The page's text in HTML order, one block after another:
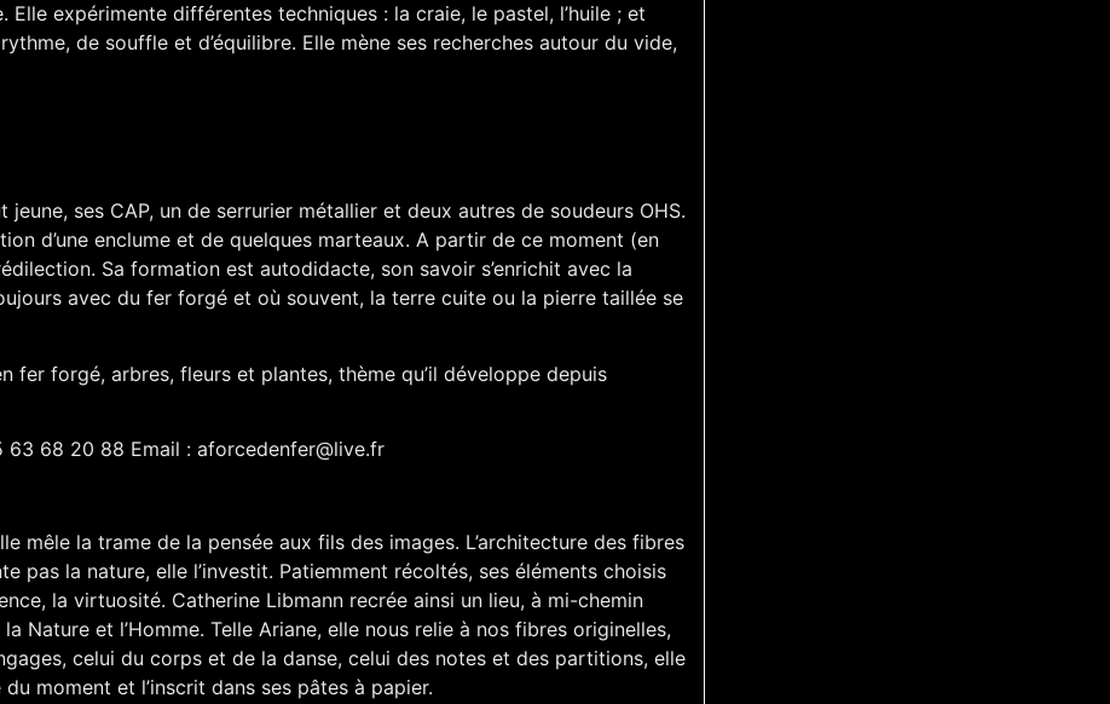
expérimente différentes techniques : la craie, le pastel, l’huile ; et
de souffle et d’équilibre. Elle mène ses recherches autour du vide,
ses CAP, un de serrurier métallier et deux autres de soudeurs OHS.
d’une enclume et de quelques marteaux. A partir de ce moment (en
Sa formation est autodidacte, son savoir s’enrichit avec la
avec du fer forgé et où souvent, la terre cuite ou la pierre taillée se
forgé, arbres, fleurs et plantes, thème qu’il développe depuis
63 68 20 88 Email : aforcedenfer@live.fr
mêle la trame de la pensée aux fils des images. L’architecture des fibres
pas la nature, elle l’investit. Patiemment récoltés, ses éléments choisis
la virtuosité. Catherine Libmann recrée ainsi un lieu, à mi-chemin
Nature et l’Homme. Telle Ariane, elle nous relie à nos fibres originelles,
celui du corps et de la danse, celui des notes et des partitions, elle
moment et l’inscrit dans ses pâtes à papier.